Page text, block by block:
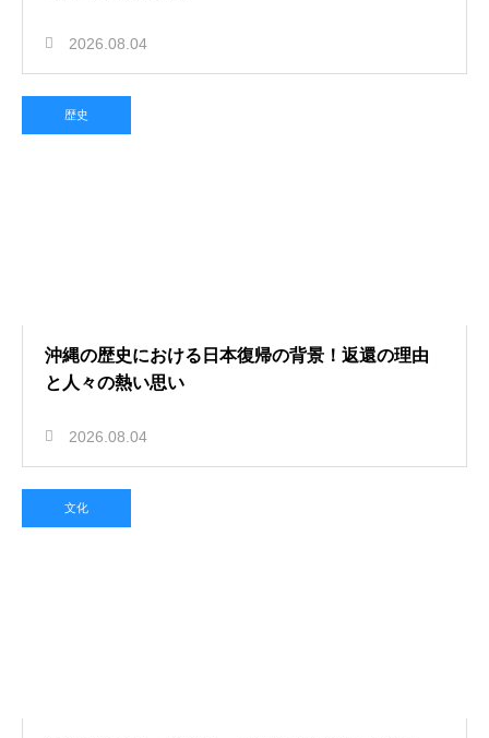
2026.08.04
歴史
沖縄の歴史における日本復帰の背景！返還の理由
と人々の熱い思い
2026.08.04
文化